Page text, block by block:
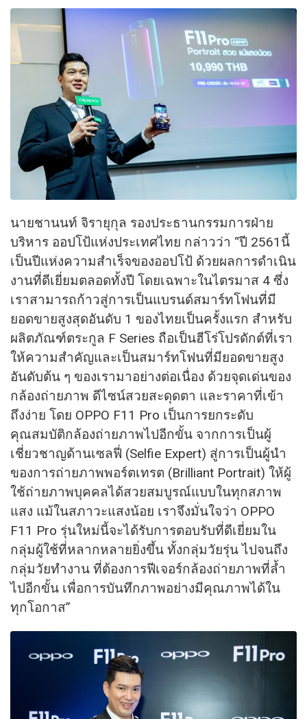
นายชานนท์ จิรายุกุล รองประธานกรรมการฝ่าย
บริหาร ออปโป้แห่งประเทศไทย กล่าวว่า “ปี 2561นี้
เป็นปีแห่งความสำเร็จของออปโป้ ด้วยผลการดำเนิน
งานที่ดีเยี่ยมตลอดทั้งปี โดยเฉพาะในไตรมาส 4 ซึ่ง
เราสามารถก้าวสู่การเป็นแบรนด์สมาร์ทโฟนที่มี
ยอดขายสูงสุดอันดับ 1 ของไทยเป็นครั้งแรก สำหรับ
ผลิตภัณฑ์ตระกูล F Series ถือเป็นฮีโร่โปรดักต์ที่เรา
ให้ความสำคัญและเป็นสมาร์ทโฟนที่มียอดขายสูง
อันดับต้น ๆ ของเรามาอย่างต่อเนื่อง ด้วยจุดเด่นของ
กล้องถ่ายภาพ ดีไซน์สวยสะดุดตา และราคาที่เข้า
ถึงง่าย โดย OPPO F11 Pro เป็นการยกระดับ
คุณสมบัติกล้องถ่ายภาพไปอีกขั้น จากการเป็นผู้
เชี่ยวชาญด้านเซลฟี่ (Selfie Expert) สู่การเป็นผู้นำ
ของการถ่ายภาพพอร์ตเทรต (Brilliant Portrait) ให้ผู้
ใช้ถ่ายภาพบุคคลได้สวยสมบูรณ์แบบในทุกสภาพ
แสง แม้ในสภาวะแสงน้อย เราจึงมั่นใจว่า OPPO
F11 Pro รุ่นใหม่นี้จะได้รับการตอบรับที่ดีเยี่ยมใน
กลุ่มผู้ใช้ที่หลากหลายยิ่งขึ้น ทั้งกลุ่มวัยรุ่น ไปจนถึง
กลุ่มวัยทำงาน ที่ต้องการฟีเจอร์กล้องถ่ายภาพที่ล้ำ
ไปอีกขั้น เพื่อการบันทึกภาพอย่างมีคุณภาพได้ใน
ทุกโอกาส”